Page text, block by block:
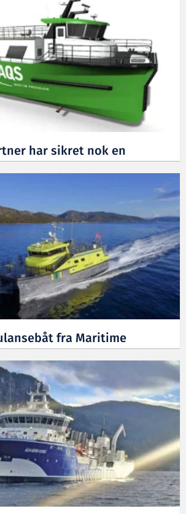
har sikret nok en
fra Maritime